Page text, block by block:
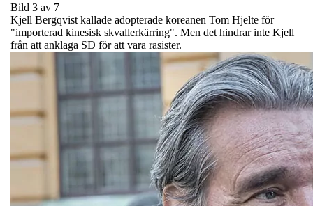
Bild 3 av 7
Kjell Bergqvist kallade adopterade koreanen Tom Hjelte för
"importerad kinesisk skvallerkärring". Men det hindrar inte Kjell
från att anklaga SD för att vara rasister.